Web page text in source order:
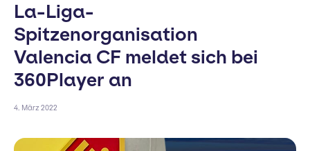
La-Liga-
Spitzenorganisation
Valencia CF meldet sich bei
360Player an
4. März 2022